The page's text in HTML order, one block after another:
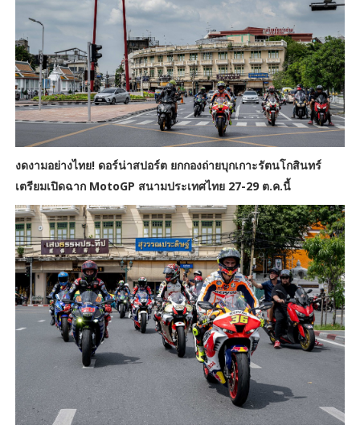
งดงามอย่างไทย! ดอร์น่าสปอร์ต ยกกองถ่ายบุกเกาะรัตนโกสินทร์
เตรียมเปิดฉาก MotoGP สนามประเทศไทย 27-29 ต.ค.นี้